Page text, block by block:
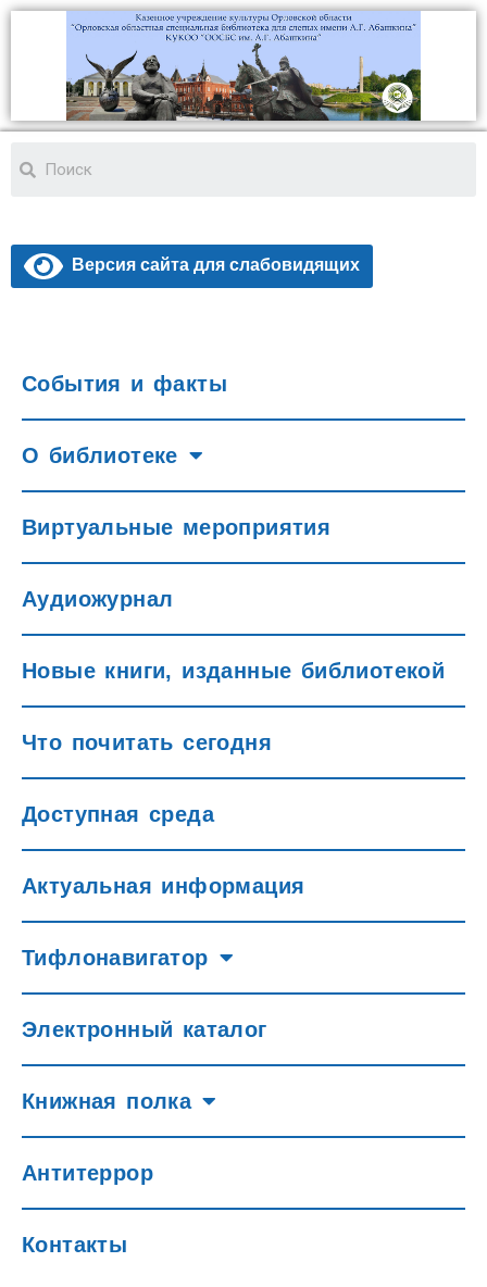
Версия сайта для слабовидящих
События и факты
О библиотеке
Виртуальные мероприятия
Аудиожурнал
Новые книги, изданные библиотекой
Что почитать сегодня
Доступная среда
Актуальная информация
Тифлонавигатор
Электронный каталог
Книжная полка
Антитеррор
Контакты